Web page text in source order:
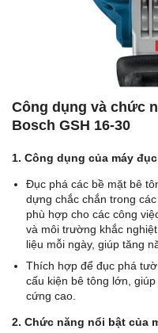
Công dụng và chức
Bosch GSH 16-30
1. Công dụng của máy
Đục phá các bề mặt bê
dựng chắc chắn trong
phù hợp cho các công
và môi trường khắc
liệu mỗi ngày, giúp tăng
Thích hợp để đục phá
cấu kiện bê tông lớn,
cứng cao.
2. Chức năng nổi bật của